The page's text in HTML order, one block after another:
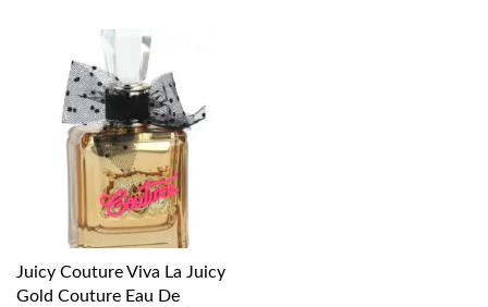
Juicy Couture Viva La Juicy
Gold Couture Eau De